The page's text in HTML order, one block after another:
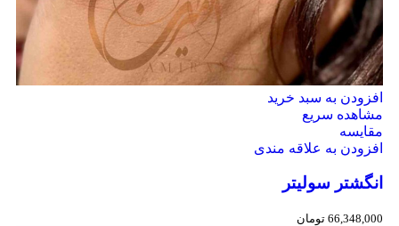
افزودن به سبد خرید
مشاهده سریع
مقایسه
افزودن به علاقه مندی
انگشتر سولیتر
66,348,000 تومان